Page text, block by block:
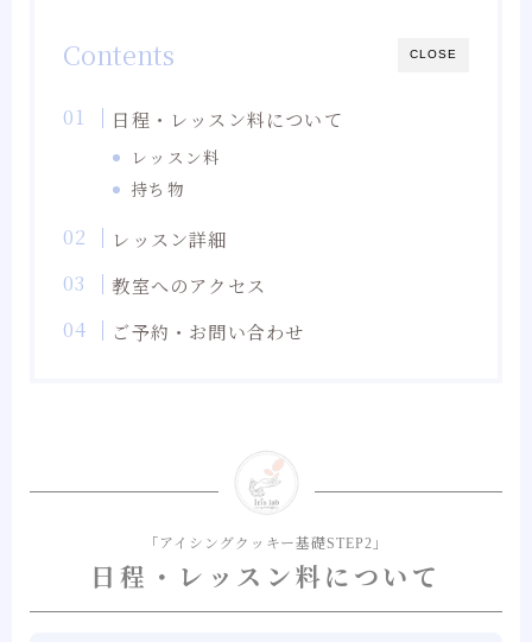
CLOSE
Contents
日程・レッスン料について
レッスン料
持ち物
レッスン詳細
教室へのアクセス
ご予約・お問い合わせ
「アイシングクッキー基礎STEP2」
日程・レッスン料について